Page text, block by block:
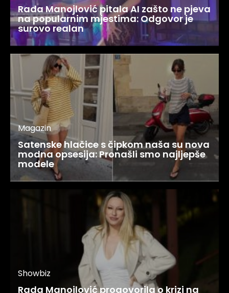
Rada Manojlović pitala AI zašto ne pjeva
na popularnim mjestima: Odgovor je
surovo realan
Magazin
Satenske hlačice s čipkom naša su nova
modna opsesija: Pronašli smo najljepše
modele
Showbiz
Rada Manojlović progovorila o krizi na